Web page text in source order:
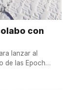
con
lanzar al
de las Epoch